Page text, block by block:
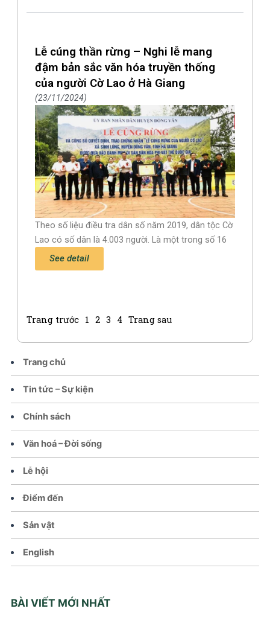
Trang chủ
Tin tức – Sự kiện
Chính sách
Văn hoá – Đời sống
Lễ hội
Điểm đến
Sản vật
English
BÀI VIẾT MỚI NHẤT
Lễ cúng thần rừng – Nghi lễ mang
đậm bản sắc văn hóa truyền thống
của người Cờ Lao ở Hà Giang
23/11/2024
Theo số liệu điều tra dân số năm 2019, dân tộc Cờ
Lao có số dân là 4.003 người. Là một trong số 16
See detail
Trang trước 1 2 3 4 Trang sau